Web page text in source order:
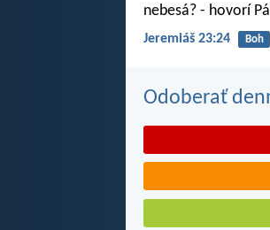
nebesá? - hovorí
Jeremiáš 23:24 Boh
Odoberať